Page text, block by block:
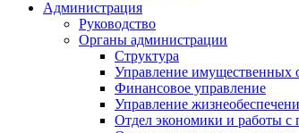
Администрация
Руководство
Органы администрации
Структура
Управление имущественных
Финансовое управление
Управление
Отдел экономики и работы с